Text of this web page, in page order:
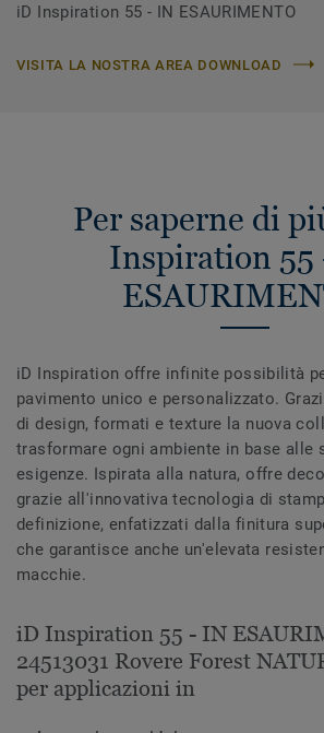
iD Inspiration 55 - IN ESAURIMENTO
VISITA LA NOSTRA AREA DOWNLOAD
Per saperne di
Inspiration 55
iD Inspiration offre infinite possibilità
pavimento unico e personalizzato.
di design, formati e texture la nuova
trasformare ogni ambiente in base alle
esigenze. Ispirata alla natura, offre
grazie all'innovativa tecnologia di
definizione, enfatizzati dalla finitura
che garantisce anche un'elevata
macchie.
iD Inspiration 55 - IN
24513031 Rovere Forest
per applicazioni in